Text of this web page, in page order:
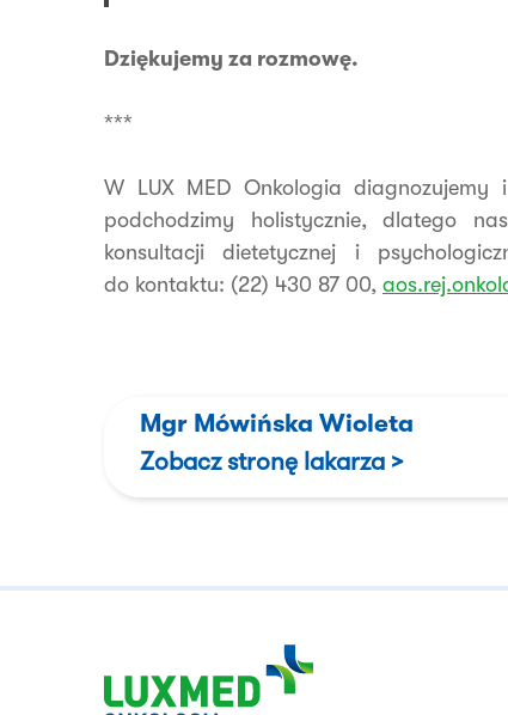
Dziękujemy za rozmowę.
***
W LUX MED Onkologia
podchodzimy holistycznie, dlatego
konsultacji dietetycznej i
do kontaktu: (22) 430 87 00,
Mgr Mówińska Wioleta
Zobacz stronę lakarza >